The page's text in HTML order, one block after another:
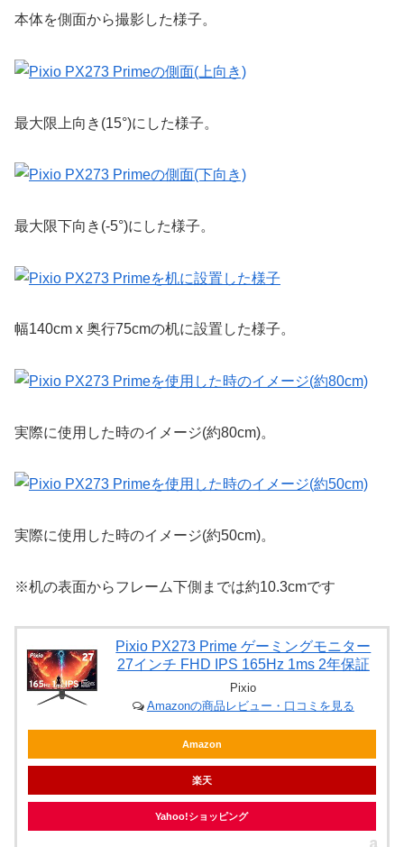
本体を側面から撮影した様子。
最大限上向き(15°)にした様子。
最大限下向き(-5°)にした様子。
幅140cm x 奥行75cmの机に設置した様子。
実際に使用した時のイメージ(約80cm)。
実際に使用した時のイメージ(約50cm)。
※机の表面からフレーム下側までは約10.3cmです
Pixio PX273 Prime ゲーミングモニター
27インチ FHD IPS 165Hz 1ms 2年保証
Pixio
Amazonの商品レビュー・口コミを見る
Amazon
楽天
Yahoo!ショッピング